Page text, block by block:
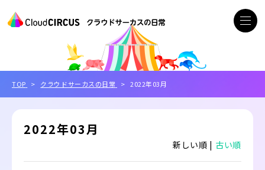
TOP クラウドサーカスの日常 2022年03月
2022年03月
新しい順 | 古い順